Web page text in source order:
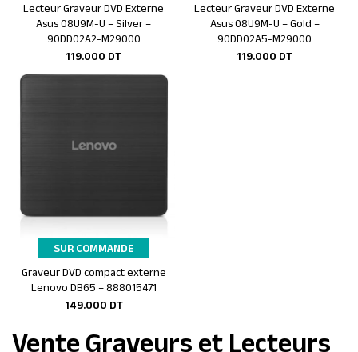
Ajouter au panier
Lecteur Graveur DVD Externe
Asus 08U9M-U – Silver –
90DD02A2-M29000
119.000 DT
Ajouter au panier
Lecteur Graveur DVD Externe
Asus 08U9M-U – Gold –
90DD02A5-M29000
119.000 DT
SUR COMMANDE
Ajouter au panier
Graveur DVD compact externe
Lenovo DB65 – 888015471
149.000 DT